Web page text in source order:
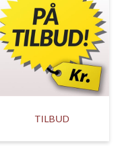
TILBUD